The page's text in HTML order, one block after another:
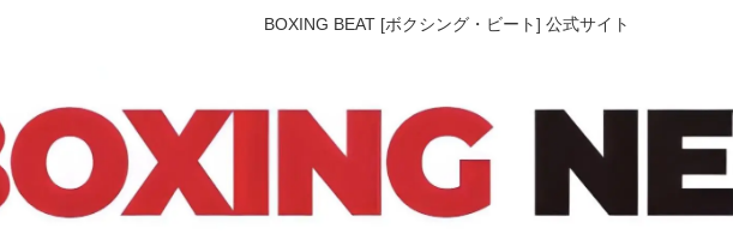
BOXING BEAT [ボクシング・ビート] 公式サイト